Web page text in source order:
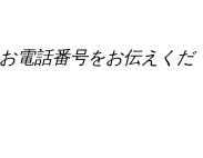
電話番号をお伝えくだ